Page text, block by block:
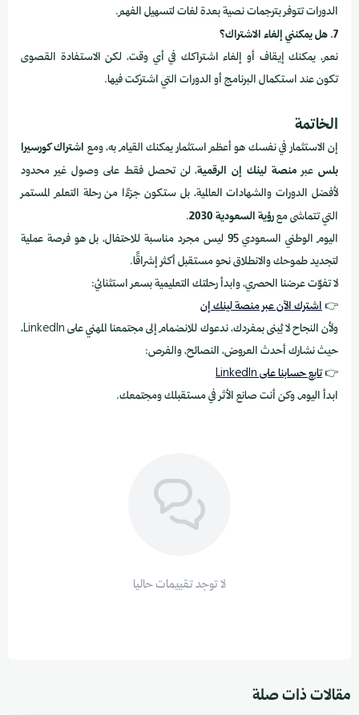
الدورات تتوفر بترجمات نصية بعدة لغات لتسهيل الفهم.
7. هل يمكنني إلغاء الاشتراك؟
نعم، يمكنك إيقاف أو إلغاء اشتراكك في أي وقت، لكن الاستفادة القصوى
تكون عند استكمال البرنامج أو الدورات التي اشتركت فيها.
الخاتمة
إن الاستثمار في نفسك هو أعظم استثمار يمكنك القيام به، ومع اشتراك كورسيرا
بلسعبر منصة لينك إن الرقمية، لن تحصل فقط على وصول غير محدود
لأفضل الدورات والشهادات العالمية، بل ستكون جزءًا من رحلة التعلم المستمر
التي تتماشى معرؤية السعودية 2030
.
اليوم الوطني السعودي 95 ليس مجرد مناسبة للاحتفال، بل هو فرصة عملية
لتجديد طموحك والانطلاق نحو مستقبل أكثر إشراقًا.
لا تفوّت عرضنا الحصري، وابدأ رحلتك التعليمية بسعر استثنائي:
👉اشترك الآن عبر منصة لينك إن
ولأن النجاح لا يُبنى بمفردك، ندعوك للانضمام إلى مجتمعنا المهني على LinkedIn،
حيث نشارك أحدث العروض، النصائح، والفرص:
👉تابع حسابنا على LinkedIn
ابدأ اليوم، وكن أنت صانع الأثر في مستقبلك ومجتمعك.
لا توجد تقييمات حاليا
مقالات ذات صلة